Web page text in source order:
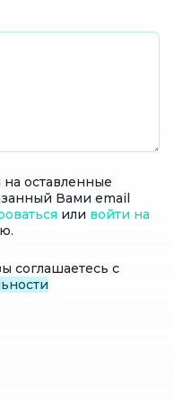
на оставленные
Вами email
или войти на
соглашаетесь с